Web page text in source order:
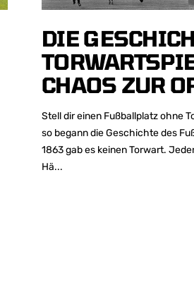
DIE
CHAOS ZUR
Stell dir einen Fußballplatz ohne
so begann die Geschichte des
1863 gab es keinen Torwart.
Hä...